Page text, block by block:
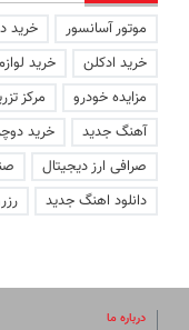
موتور آسانسور خرید
خرید ادکلن
خرید
مزایده خودرو
مرکز
آهنگ جدید
خرید
صرافی ارز دیجیتال
دانلود اهنگ جدید
درباره ما